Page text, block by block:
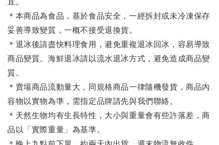
宜。
＊本商品為食品，基於食品安全，一經拆封或未冷凍保存
妥善導致變質，一概不接受退換貨。
＊退冰後請盡快料理食用，避免重複退冰回冰，容易導致
商品變質。海鮮退冰請以流水退冰方式，避免造成商品變
質。
＊賣場商品流動量大，同規格商品一律隨機發貨，商品內
容物以實物為準，需指定品牌請先與我們聯絡。
＊天然生物均有生長特性，大小與重量會有些許落差，商
品以「實際重量」為基準。